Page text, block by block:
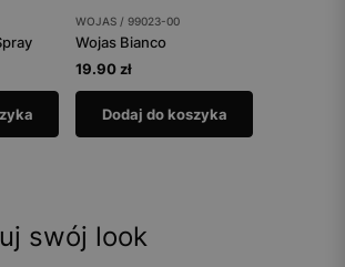
WOJAS / 99023-00
Wojas Bianco
19.90 zł
Dodaj do koszyka
swój look